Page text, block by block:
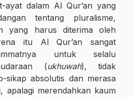
ayat dalam Al Qur’an yang
tentang pluralisme,
yang harus diterima oleh
itu Al Qur’an sangat
untuk selalu
(ukhuwah), tidak
sikap absolutis dan merasa
apalagi merendahkan kaum